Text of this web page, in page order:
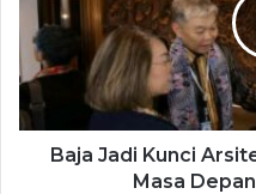
Baja Jadi Kunci
Masa